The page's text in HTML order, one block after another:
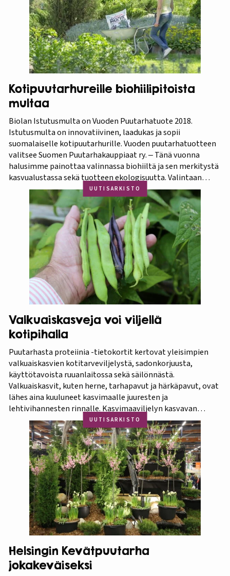
Kotipuutarhureille biohiilipitoista
multaa
Biolan Istutusmulta on Vuoden Puutarhatuote 2018.
Istutusmulta on innovatiivinen, laadukas ja sopii
suomalaiselle kotipuutarhurille. Vuoden puutarhatuotteen
valitsee Suomen Puutarhakauppiaat ry. ‒ Tänä vuonna
halusimme painottaa valinnassa biohiiltä ja sen merkitystä
kasvualustassa sekä tuotteen ekologisuutta. Valintaan
vaikuttivat myös luonnonmukaisuus ja kotimaisuus.
Finaaliin päätyneet tuotteet olivat kaikki biohiilipohjaisia.
Kilpailu oli tasainen, mutta Biolan Istutusmulta antaa
ehdottomasti helpoimmin…
UUTISARKISTO
Valkuaiskasveja voi viljellä
kotipihalla
Puutarhasta proteiinia -tietokortit kertovat yleisimpien
valkuaiskasvien kotitarveviljelystä, sadonkorjuusta,
käyttötavoista ruuanlaitossa sekä säilönnästä.
Valkuaiskasvit, kuten herne, tarhapavut ja härkäpavut, ovat
lähes aina kuuluneet kasvimaalle juuresten ja
lehtivihannesten rinnalle. Kasvimaaviljelyn kasvavan
suosion myötä ravitsevien valkuaiskasvien osuutta
viljelykasveina kannattaa korostaa. Puutarhasta proteiinia -
tietokorttisarja on tarkoitettu kotipuutarhureille, jotka
ovat kiinnostuneita lisäämään kasvisproteiinien määrää
lautasellaan. Kotipuutarhassa voi viljellä monia
valkuaiskasveja,…
UUTISARKISTO
Helsingin Kevätpuutarha
jokakeväiseksi